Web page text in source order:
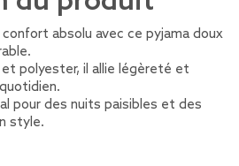
absolu avec ce pyjama doux
polyester, il allie légèreté et
pour des nuits paisibles et des
style.